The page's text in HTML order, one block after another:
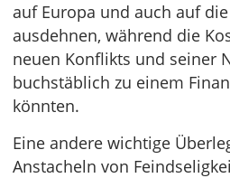
auf Europa und auch auf
ausdehnen, während die
neuen Konflikts und seiner
buchstäblich zu einem
könnten.
Eine andere wichtige
Anstacheln von